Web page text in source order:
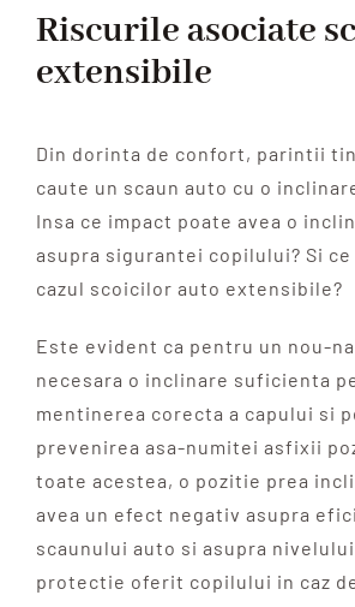
Riscurile asociate
extensibile
Din dorinta de confort, parintii
caute un scaun auto cu o
Insa ce impact poate avea o
asupra sigurantei copilului? Si
cazul scoicilor auto extensibile?
Este evident ca pentru un nou-
necesara o inclinare suficienta
mentinerea corecta a capului si
prevenirea asa-numitei asfixii
toate acestea, o pozitie prea
avea un efect negativ asupra
scaunului auto si asupra
protectie oferit copilului in caz